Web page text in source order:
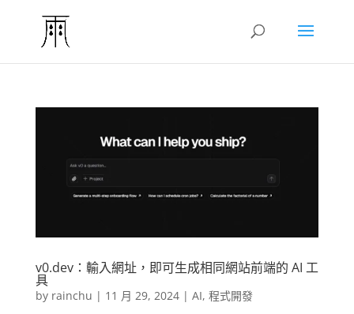
v0.dev：輸入網址，即可生成相同網站前端的 AI 工
具
by rainchu | 11 月 29, 2024| AI, 程式開發